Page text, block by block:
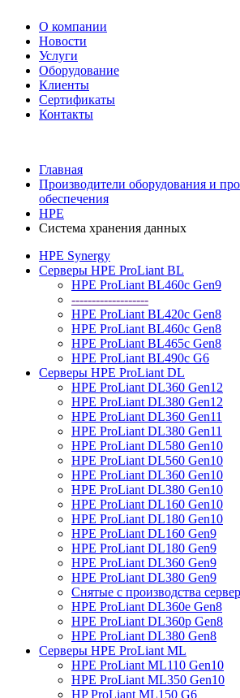
О компании
Новости
Услуги
Оборудование
Клиенты
Сертификаты
Контакты
Главная
Производители оборудования и
обеспечения
HPE
Система хранения данных
HPE Synergy
Серверы HPE ProLiant BL
HPE ProLiant BL460c Gen9
-------------------
HPE ProLiant BL420c Gen8
HPE ProLiant BL460c Gen8
HPE ProLiant BL465c Gen8
HPE ProLiant BL490c G6
Серверы HPE ProLiant DL
HPE ProLiant DL360 Gen12
HPE ProLiant DL380 Gen12
HPE ProLiant DL360 Gen11
HPE ProLiant DL380 Gen11
HPE ProLiant DL580 Gen10
HPE ProLiant DL560 Gen10
HPE ProLiant DL360 Gen10
HPE ProLiant DL380 Gen10
HPE ProLiant DL160 Gen10
HPE ProLiant DL180 Gen10
HPE ProLiant DL160 Gen9
HPE ProLiant DL180 Gen9
HPE ProLiant DL360 Gen9
HPE ProLiant DL380 Gen9
Снятые с производства
HPE ProLiant DL360e Gen8
HPE ProLiant DL360p Gen8
HPE ProLiant DL380 Gen8
Серверы HPE ProLiant ML
HPE ProLiant ML110 Gen10
HPE ProLiant ML350 Gen10
HP ProLiant ML150 G6